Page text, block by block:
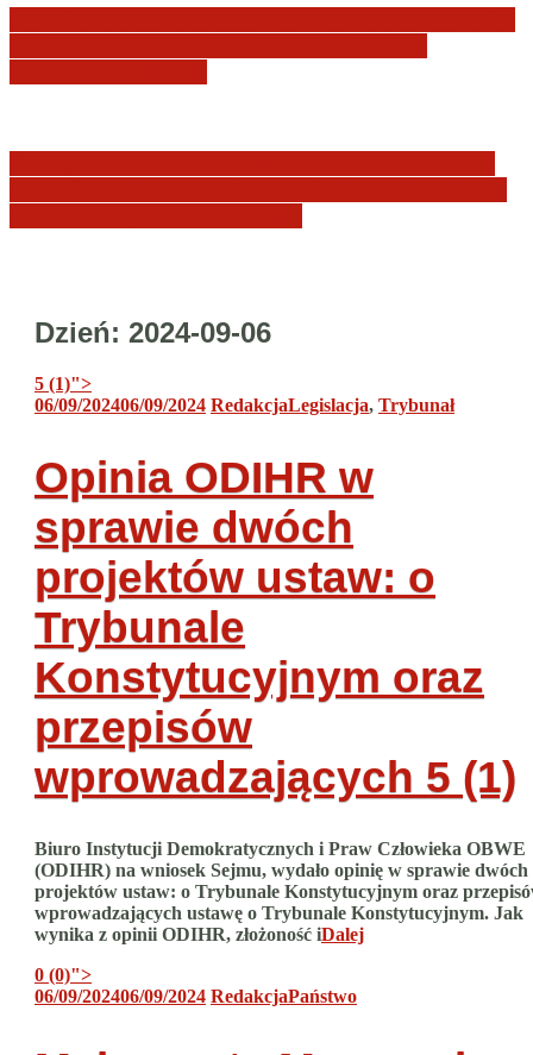
Dzień: 2024-09-06
5 (1)">
06/09/202406/09/2024 RedakcjaLegislacja, Trybunał
Opinia ODIHR w
sprawie dwóch
projektów ustaw: o
Trybunale
Konstytucyjnym oraz
przepisów
wprowadzających 5 (1)
Biuro Instytucji Demokratycznych i Praw Człowieka OBWE
(ODIHR) na wniosek Sejmu, wydało opinię w sprawie dwóch
projektów ustaw: o Trybunale Konstytucyjnym oraz
wprowadzających ustawę o Trybunale Konstytucyjnym. Jak
wynika z opinii ODIHR, złożoność iDalej
0 (0)">
06/09/202406/09/2024 RedakcjaPaństwo